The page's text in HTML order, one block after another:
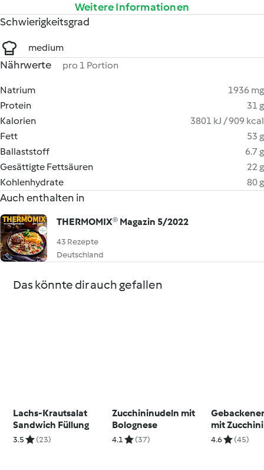
Weitere Informationen
Schwierigkeitsgrad
medium
Nährwerte pro 1 Portion
Natrium
1936 mg
Protein
31 g
Kalorien
3801 kJ / 909 kcal
Fett
53 g
Ballaststoff
6.7 g
Gesättigte Fettsäuren
22 g
Kohlenhydrate
80 g
Auch enthalten in
THERMOMIX® Magazin 5/2022
43 Rezepte
Deutschland
Das könnte dir auch gefallen
Lachs-Krautsalat
Sandwich Füllung
3.5 (23)
Zucchininudeln mit
Bolognese
4.1 (37)
mit
4.6 (45)